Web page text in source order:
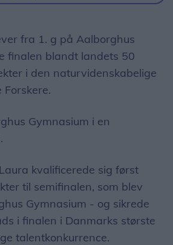
fra 1. g på Aalborghus
finalen blandt landets 50
i den naturvidenskabelige
Forskere.
Gymnasium i en
kvalificerede sig først
til semifinalen, som blev
Gymnasium - og sikrede
i finalen i Danmarks største
talentkonkurrence.